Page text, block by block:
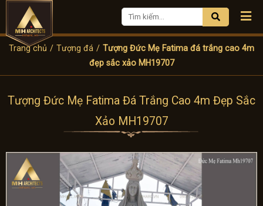
Trang chủ / Tượng đá / Tượng Đức Mẹ Fatima đá trắng cao 4m
đẹp sắc xảo MH19707
Tượng Đức Mẹ Fatima Đá Trắng Cao 4m Đẹp Sắc
Xảo MH19707